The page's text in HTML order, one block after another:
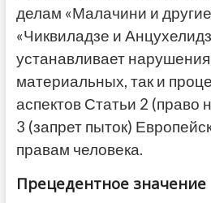
делам «Малачини и
«Чиквиладзе и
устанавливает нарушения
материальных, так и
аспектов Статьи 2 (право
3 (запрет пыток)
правам человека.
Прецедентное значение